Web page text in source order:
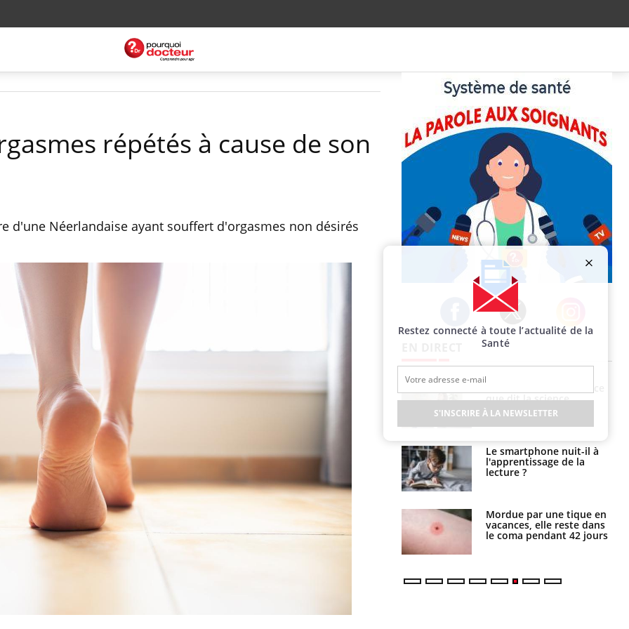
répétés à cause de son
d'une Néerlandaise ayant souffert d'orgasmes non désirés
Facebook Twitter Instagram
La sieste empêche-t-elle
de dormir la nuit ?
VIH : la fin du comprimé
tous les jours se profile-t-
elle enfin ?
Pourquoi votre ventre
gâche-t-il les premiers
jours de vos vacances ?
Fortes chaleurs :
freiner la propagation du
Pourquoi manger moins
de protéines pourrait
finalement être bénéfique
que dit la science
Le smartphone nuit-il à
l'apprentissage de la
lecture ?
Mordue par une tique en
vacances, elle reste dans
le coma pendant 42 jours
Restez connecté à toute l’actualité de la
Santé
S'INSCRIRE À LA NEWSLETTER